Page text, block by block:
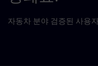
자동차 분야 검증된 사용